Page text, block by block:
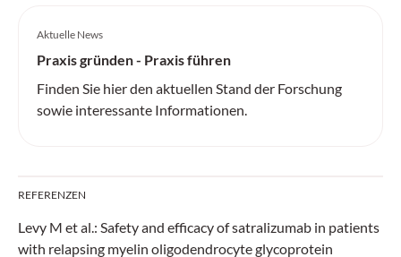
Aktuelle News
Praxis gründen - Praxis führen
Finden Sie hier den aktuellen Stand der Forschung
sowie interessante Informationen.
REFERENZEN
Levy M et al.: Safety and efficacy of satralizumab in patients
with relapsing myelin oligodendrocyte glycoprotein